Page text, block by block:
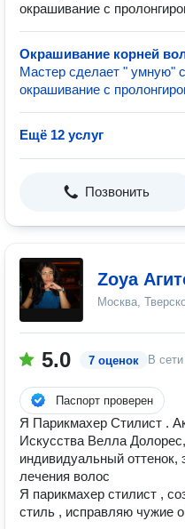
окрашивание с
Окрашивание корней
Мастер сделает " умную"
окрашивание с
Ещё 12 услуг
Позвонить
Zoya
Москва,
5.0 7 оценок В сети
Паспорт проверен
Я Парикмахер Стилист .
Искусства Велла
индивидуальный оттенок,
лечения волос
Я парикмахер стилист ,
стиль , исправляю чужие